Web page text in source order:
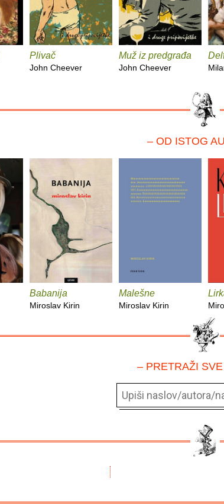
Plivač
John Cheever
Muž iz predgrađa
John Cheever
– OD ISTOG
Babanija
Miroslav Kirin
Malešne
Miroslav Kirin
– PRETRAŽI